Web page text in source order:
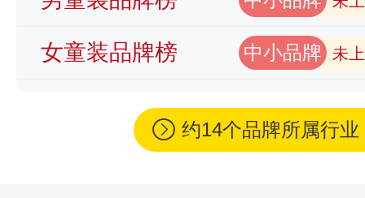
女童装品牌榜 中小品牌 未
约14个品牌所属行